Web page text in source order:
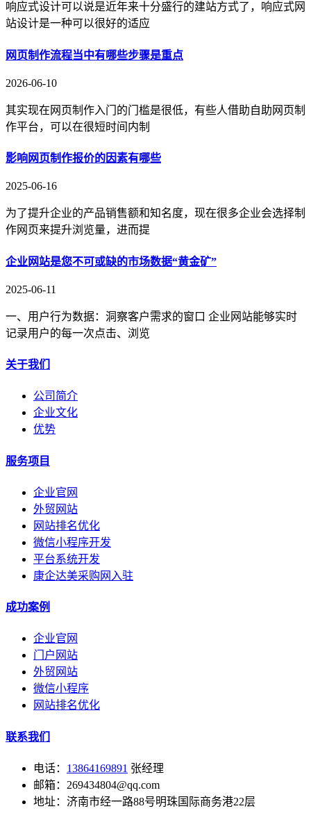
响应式设计可以说是近年来十分盛行的建站方式了，响应式网
站设计是一种可以很好的适应
网页制作流程当中有哪些步骤是重点
2026-06-10
其实现在网页制作入门的门槛是很低，有些人借助自助网页制
作平台，可以在很短时间内制
影响网页制作报价的因素有哪些
2025-06-16
为了提升企业的产品销售额和知名度，现在很多企业会选择制
作网页来提升浏览量，进而提
企业网站是您不可或缺的市场数据“黄金矿”
2025-06-11
一、用户行为数据：洞察客户需求的窗口 企业网站能够实时
记录用户的每一次点击、浏览
关于我们
公司简介
企业文化
优势
服务项目
企业官网
外贸网站
网站排名优化
微信小程序开发
平台系统开发
康企达美采购网入驻
成功案例
企业官网
门户网站
外贸网站
微信小程序
网站排名优化
联系我们
电话： 13864169891 张经理
邮箱：269434804@qq.com
地址：济南市经一路88号明珠国际商务港22层